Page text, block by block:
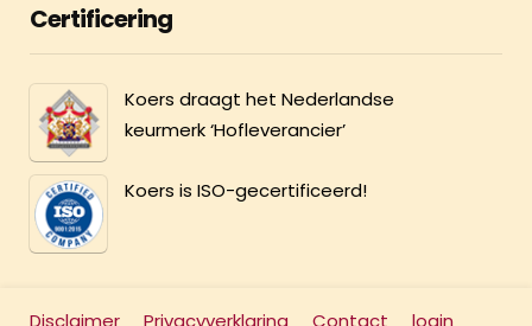
Certificering
Koers draagt het Nederlandse
keurmerk ‘Hofleverancier’
Koers is ISO-gecertificeerd!
Disclaimer Privacyverklaring Contact login